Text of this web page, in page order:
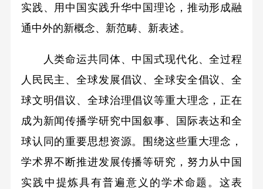
实践、用中国实践升华中国理论，推动形成融
通中外的新概念、新范畴、新表述。
人类命运共同体、中国式现代化、全过程
人民民主、全球发展倡议、全球安全倡议、全
球文明倡议、全球治理倡议等重大理念，正在
成为新闻传播学研究中国叙事、国际表达和全
球认同的重要思想资源。围绕这些重大理念，
学术界不断推进发展传播等研究，努力从中国
实践中提炼具有普遍意义的学术命题。这表